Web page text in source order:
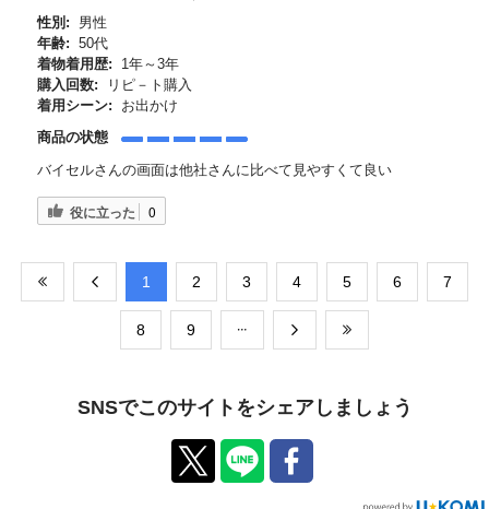
性別:
男性
年齢: 50代
着物着用歴:
1年～3年
購入回数:
リピ－ト購入
着用シーン:
お出かけ
商品の状態
バイセルさんの画面は他社さんに比べて見やすくて良い
役に立った 0
​1 ​2 ​3 ​4 ​5 ​6 ​7
​8 ​9
SNSでこのサイトをシェアしましょう